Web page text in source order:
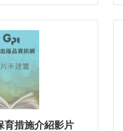
育措施介紹影片